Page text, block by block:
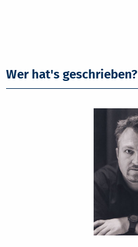
Wer hat's geschrieben?